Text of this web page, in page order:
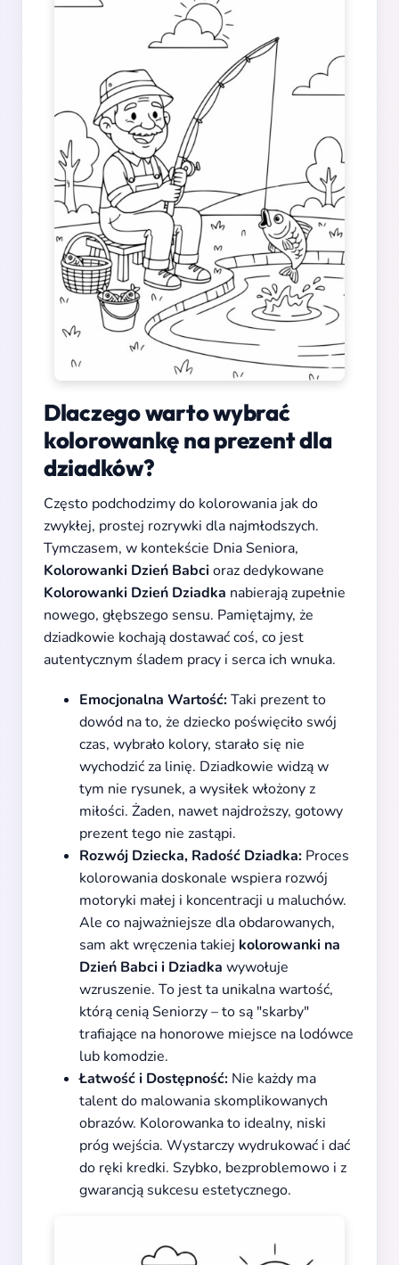
Dlaczego warto wybrać
kolorowankę na prezent dla
dziadków?
Często podchodzimy do kolorowania jak do
zwykłej, prostej rozrywki dla najmłodszych.
Tymczasem, w kontekście Dnia Seniora,
Kolorowanki Dzień Babcioraz dedykowane
Kolorowanki Dzień Dziadka nabierają zupełnie
nowego, głębszego sensu. Pamiętajmy, że
dziadkowie kochają dostawać coś, co jest
autentycznym śladem pracy i serca ich wnuka.
Emocjonalna Wartość:Taki prezent to
dowód na to, że dziecko poświęciło swój
czas, wybrało kolory, starało się nie
wychodzić za linię. Dziadkowie widzą w
tym nie rysunek, a wysiłek włożony z
miłości. Żaden, nawet najdroższy, gotowy
prezent tego nie zastąpi.
Rozwój Dziecka, Radość Dziadka: Proces
kolorowania doskonale wspiera rozwój
motoryki małej i koncentracji u maluchów.
Ale co najważniejsze dla obdarowanych,
sam akt wręczenia takiej kolorowanki na
Dzień Babci i Dziadka wywołuje
wzruszenie. To jest ta unikalna wartość,
którą cenią Seniorzy – to są "skarby"
trafiające na honorowe miejsce na lodówce
lub komodzie.
Łatwość i Dostępność: Nie każdy ma
talent do malowania skomplikowanych
obrazów. Kolorowanka to idealny, niski
próg wejścia. Wystarczy wydrukować i dać
do ręki kredki. Szybko, bezproblemowo i z
gwarancją sukcesu estetycznego.